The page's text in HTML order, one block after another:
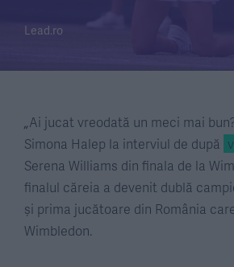
Lead.ro
„Ai jucat vreodată un meci mai
Simona Halep la interviul de după
Serena Williams din finala de la
finalul căreia a devenit dublă
și prima jucătoare din România
Wimbledon.